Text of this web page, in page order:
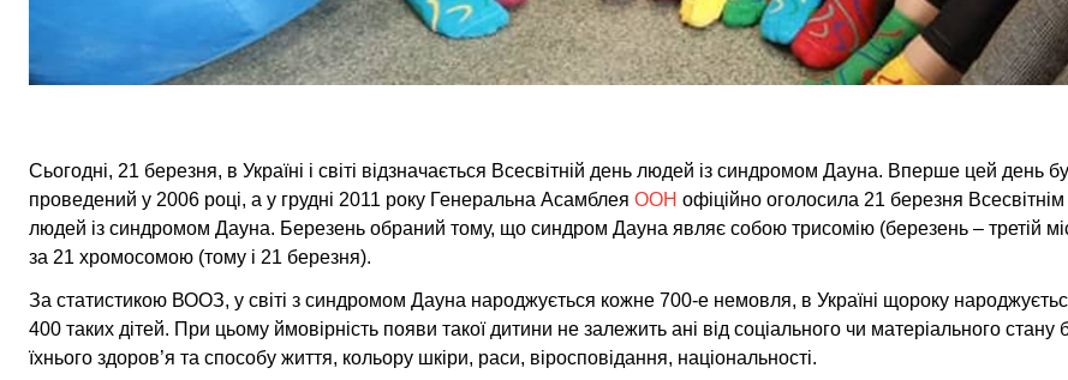
Сьогодні, 21 березня, в Україні і світі відзначається Всесвітній день людей із синдромом Дауна. Вперше цей день
проведений у 2006 році, а у грудні 2011 року Генеральна Асамблея ООН офіційно оголосила 21 березня
людей із синдромом Дауна. Березень обраний тому, що синдром Дауна являє собою трисомію (березень – третій
за 21 хромосомою (тому і 21 березня).
За статистикою ВООЗ, у світі з синдромом Дауна народжується кожне 700-е немовля, в Україні щороку
400 таких дітей. При цьому ймовірність появи такої дитини не залежить ані від соціального чи матеріального стану
їхнього здоров’я та способу життя, кольору шкіри, раси, віросповідання, національності.